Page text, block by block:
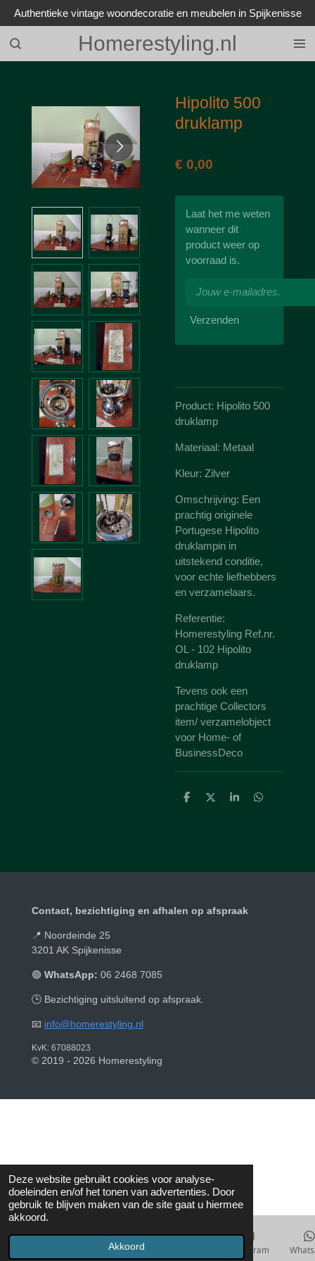
Deze website gebruikt cookies voor analyse-
doeleinden en/of het tonen van advertenties. Door
gebruik te blijven maken van de site gaat u hiermee
akkoord.
Akkoord
Ga
direct
naar
de
Homerestyling.nl
Authentieke vintage woondecoratie en meubelen in Spijkenisse
Hipolito 500
druklamp
€ 0,00
Laat het me weten
wanneer dit
product weer op
voorraad is.
Verzenden
Product: Hipolito 500
druklamp
Materiaal: Metaal
Kleur: Zilver
Omschrijving: Een
prachtig originele
Portugese Hipolito
druklampin in
uitstekend conditie,
voor echte liefhebbers
en verzamelaars.
Referentie:
Homerestyling Ref.nr.
OL - 102 Hipolito
druklamp
Tevens ook een
prachtige Collectors
item/ verzamelobject
voor Home- of
BusinessDeco
D
D
S
D
Contact, bezichtiging en afhalen op afspraak
📍 Noordeinde 25
3201 AK Spijkenisse
🟢 WhatsApp: 06 2468 7085
🕒 Bezichtiging uitsluitend op afspraak.
📧 info@homerestyling.nl
KvK: 67088023
© 2019 - 2026 Homerestyling
Telefoonnummer Instagram